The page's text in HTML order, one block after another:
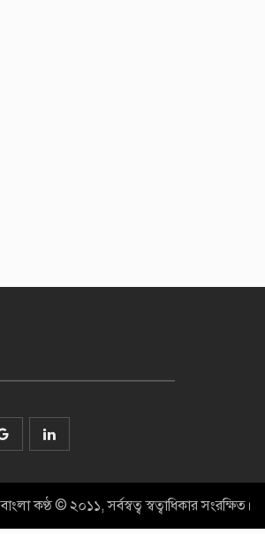
বাংলা কণ্ঠ © ২০১১, সর্বস্বত্ব স্বত্বাধিকার সংরক্ষিত।